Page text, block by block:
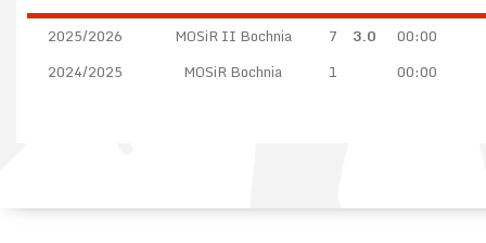
2025/2026 MOSiR II Bochnia 7 3.0
00:00
2024/2025
MOSiR Bochnia 1 00:00